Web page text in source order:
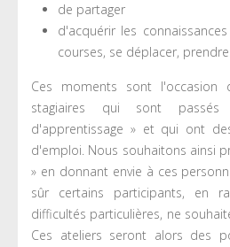
de partager
d'acquérir les
courses, se déplacer,
Ces moments sont l'occasion
stagiaires qui sont
d'apprentissage » et qui ont
d'emploi. Nous souhaitons ainsi
» en donnant envie à ces
sûr certains participants, en
difficultés particulières, ne
Ces ateliers seront alors des